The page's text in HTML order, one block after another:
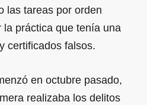
las tareas por orden
la práctica que tenía una
certificados falsos.
en octubre pasado,
realizaba los delitos